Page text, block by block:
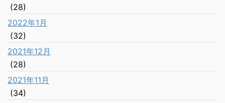
(28)
2022年1月
(32)
2021年12月
(28)
2021年11月
(34)